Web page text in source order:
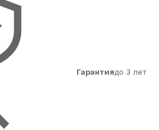
Гарантиядо 3 лет